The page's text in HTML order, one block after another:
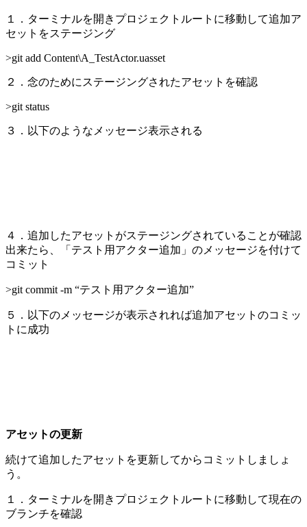
１．ターミナルを開きプロジェクトルートに移動して追加ア
セットをステージング
>git add Content\A_TestActor.uasset
２．念のためにステージングされたアセットを確認
>git status
３．以下のようなメッセージ表示される
４．追加したアセットがステージングされていることが確認
出来たら、「テスト用アクター追加」のメッセージを付けて
コミット
>git commit -m “テスト用アクター追加”
５．以下のメッセージが表示されれば追加アセットのコミッ
トに成功
アセットの更新
続けて追加したアセットを更新してからコミットしましょ
う。
１．ターミナルを開きプロジェクトルートに移動して現在の
ブランチを確認